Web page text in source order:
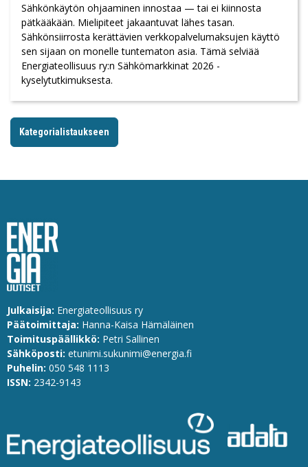
Sähkönkäytön ohjaaminen innostaa — tai ei kiinnosta
pätkääkään. Mielipiteet jakaantuvat lähes tasan.
Sähkönsiirrosta kerättävien verkkopalvelumaksujen käyttö
sen sijaan on monelle tuntematon asia. Tämä selviää
Energiateollisuus ry:n Sähkömarkkinat 2026 -
kyselytutkimuksesta.
Kategorialistaukseen
Julkaisija: Energiateollisuus ry
Päätoimittaja: Hanna-Kaisa Hämäläinen
Toimituspäällikkö: Petri Sallinen
Sähköposti: etunimi.sukunimi@energia.fi
Puhelin: 050 548 1113
ISSN: 2342-9143